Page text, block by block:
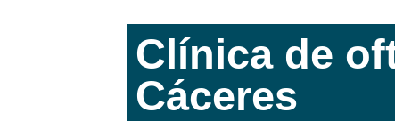
Clínica de
Cáceres